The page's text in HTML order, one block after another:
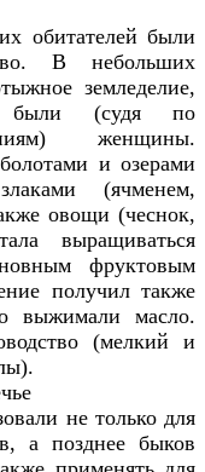
обитателей были
В небольших
земледелие,
были (судя по
женщины.
и озерами
(ячменем,
овощи (чеснок,
выращиваться
фруктовым
получил также
выжимали масло.
(мелкий и
не только для
а позднее быков